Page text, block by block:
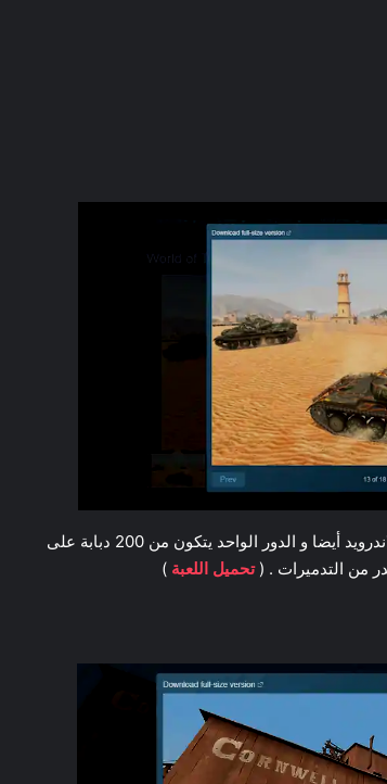
هي لعبة دبابات من الألعاب الرائجة بحيث انها تتواجد على الاندرويد أيضا و الدور الواحد يتكون من 200 دبابة على
من التدميرات . (تحميل اللعبة )